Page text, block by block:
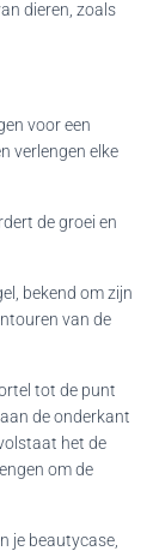
dieren, zoals
voor een
verlengen elke
de groei en
bekend om zijn
van de
tot de punt
de onderkant
het de
om de
je beautycase,